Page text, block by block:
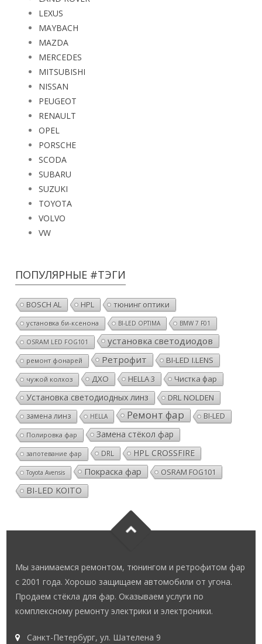
LEXUS
MAYBACH
MAZDA
MERCEDES
MITSUBISHI
NISSAN
PEUGEOT
RENAULT
OPEL
PORSCHE
SCODA
SUBARU
SUZUKI
TOYOTA
VOLVO
VW
ПОПУЛЯРНЫЕ #ТЭГИ
BOSCH AL HPL тюнинг оптики
установка би-ксенона BI-LED OPTIMA BMW 7 F01
OSRAM LED FOG101 установка светодиодов
ремонт фонарей Ретрофит BI-LED I.LENS
чужой колхоз ДХО HELLA 3 Чистка фар
Установка светодиодных линз DRL NOLDEN
замена линз HELLA Ремонт фар BI-LED
Полировка фар Замена стёкол фар
запотевание фар DRL HPL CROSSFIRE
Toyota Avensis Покраска фар OSRAM FOG101
BI-LED KOITO
Мы занимаемся ремонтом, тюнингом и ретрофитом фар
с 2001 года. Хорошо защищаем автомобили от угона.
Продаем стёкла для фар. Оказываем услуги по
комплексному ремонту электрики и электроники.
Санкт-Петербург, ул. Шателена 9